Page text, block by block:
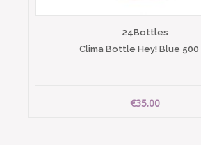
24Bottles
Clima Bottle Hey! Blue 500
€35.00